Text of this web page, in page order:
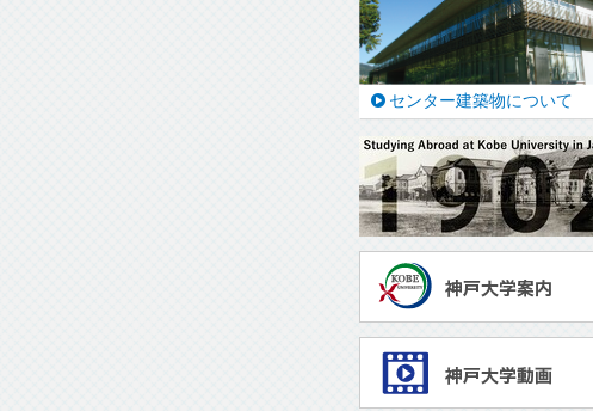
センター建築物について